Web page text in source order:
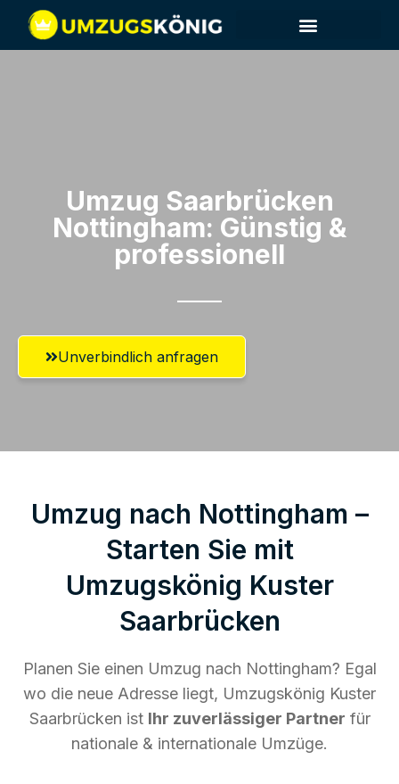
Umzug Saarbrücken​
Nottingham: Günstig &
professionell​
Unverbindlich anfragen
Umzug nach Nottingham –
Starten Sie mit
Umzugskönig Kuster
Saarbrücken
Planen Sie einen Umzug nach Nottingham? Egal
wo die neue Adresse liegt, Umzugskönig Kuster
Saarbrücken ist Ihr zuverlässiger Partner für
nationale & internationale Umzüge.